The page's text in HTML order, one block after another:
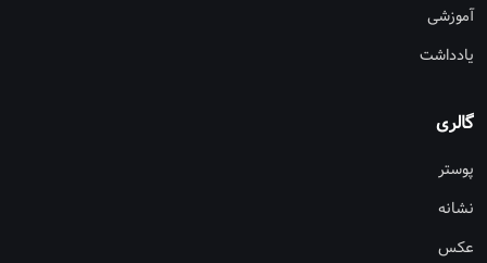
آموزشی
یادداشت
گالری
پوستر
نشانه
عکس